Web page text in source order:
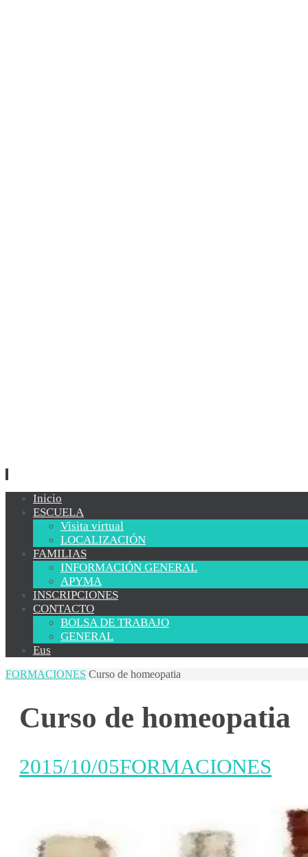
contenido
Inicio
ESCUELA
Visita virtual
LOCALIZACIÓN
FAMILIAS
INFORMACIÓN GENERAL
APYMA
INSCRIPCIONES
CONTACTO
BOLSA DE TRABAJO
GENERAL
Eus
FORMACIONES Curso de homeopatia
Curso de homeopatia
2015/10/05FORMACIONES